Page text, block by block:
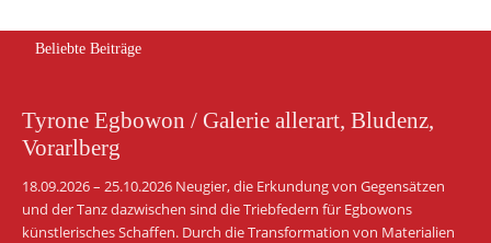
Beliebte Beiträge
Tyrone Egbowon / Galerie allerart, Bludenz,
Vorarlberg
18.09.2026 – 25.10.2026 Neugier, die Erkundung von Gegensätzen
und der Tanz dazwischen sind die Triebfedern für Egbowons
künstlerisches Schaffen. Durch die Transformation von Materialien